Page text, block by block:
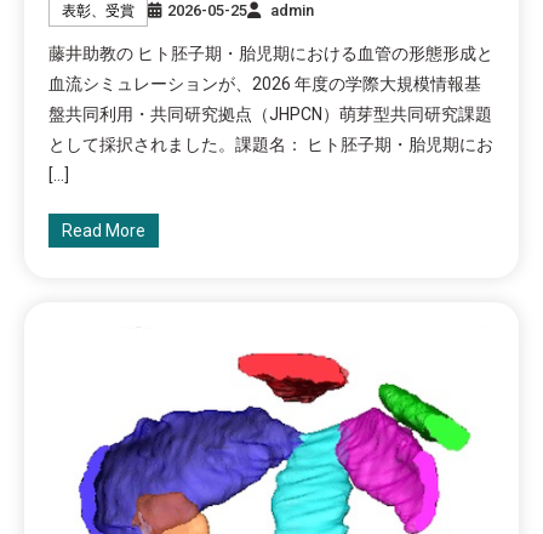
表彰、受賞 2026-05-25 admin
藤井助教の ヒト胚子期・胎児期における血管の形態形成と
血流シミュレーションが、2026 年度の学際大規模情報基
盤共同利用・共同研究拠点（JHPCN）萌芽型共同研究課題
として採択されました。課題名： ヒト胚子期・胎児期にお
[…]
Read More